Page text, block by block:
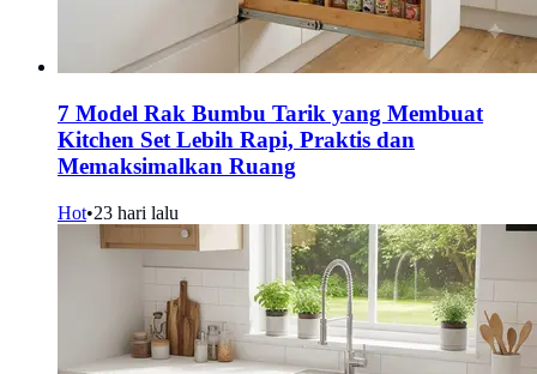
7 Model Rak Bumbu Tarik yang Membuat
Kitchen Set Lebih Rapi, Praktis dan
Memaksimalkan Ruang
Hot•23 hari lalu